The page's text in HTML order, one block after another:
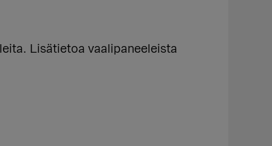
Lisätietoa vaalipaneeleista